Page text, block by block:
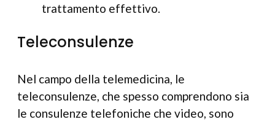
trattamento effettivo.
Teleconsulenze
Nel campo della telemedicina, le
teleconsulenze, che spesso comprendono sia
le consulenze telefoniche che video, sono